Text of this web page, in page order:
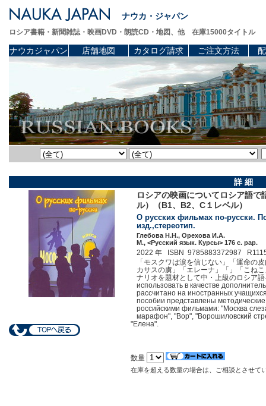
ナウカ・ジャパン
ロシア書籍・新聞雑誌・映画DVD・朗読CD・地図、他 在庫15000タイトル
ナウカジャパン 店舗地図 カタログ請求 ご注文方法
詳 細
ロシアの映画についてロシア語
ル）（B1、B2、C１レベル）
О русских фильмах по-русски.
изд.,стереотип.
Глебова Н.Н., Орехова И.А.
М., <Русский язык. Курсы> 176 c. pap.
2022 年 ISBN 9785883372987
「モスクワは涙を信じない」「運命の
カサスの虜」「エレーナ」「」「こね
ナリオを題材として中・上級のロシア
использовать в качестве
рассчитано на иностранных
пособии представлены
российскими фильмами: "Москва
марафон", "Вор", "Ворошиловский
"Елена".
数量
在庫を超える数量の場合は、ご相談とさせて